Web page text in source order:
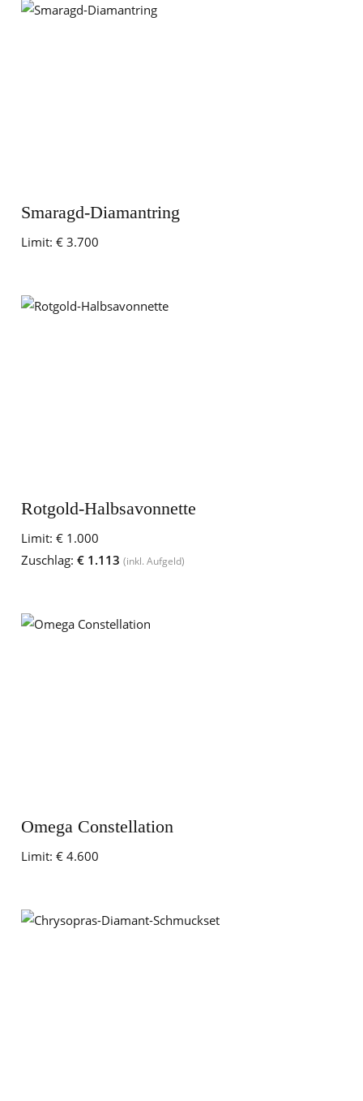
Smaragd-Diamantring
Limit: € 3.700
Rotgold-Halbsavonnette
Limit: € 1.000
Zuschlag: € 1.113 (inkl. Aufgeld)
Omega Constellation
Limit: € 4.600